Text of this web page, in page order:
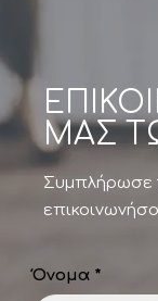
ΜΑΣ
Συμπλήρωσε
Όνομα *